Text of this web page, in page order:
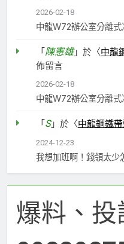
2026-02-18
中龍W72辦公室分離
「 陳憲雄」於〈中龍
佈留言
2026-02-18
中龍W72辦公室分離
「 S」於〈中龍鋼鐵
2024-12-23
我想加班啊！錢領太少
爆料、投